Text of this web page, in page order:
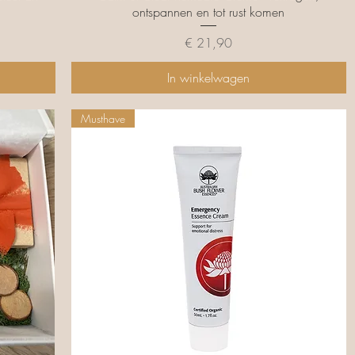
ontspannen en tot rust komen
Prijs
€ 21,90
In winkelwagen
Musthave